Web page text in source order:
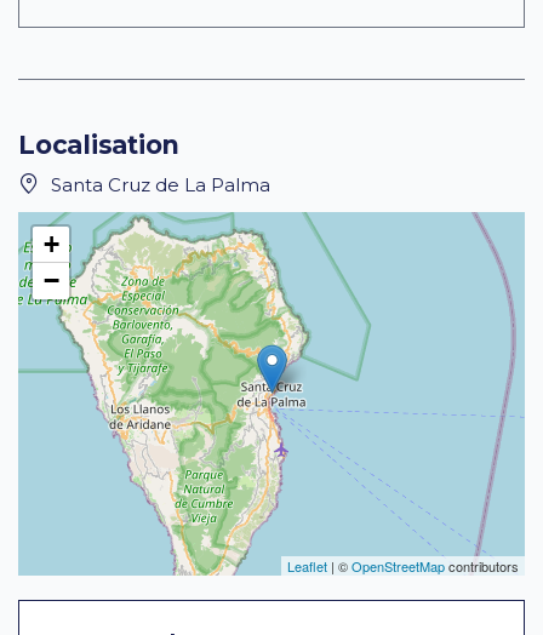
Localisation
Santa Cruz de La Palma
+
−
Leaflet | ©OpenStreetMapcontributors